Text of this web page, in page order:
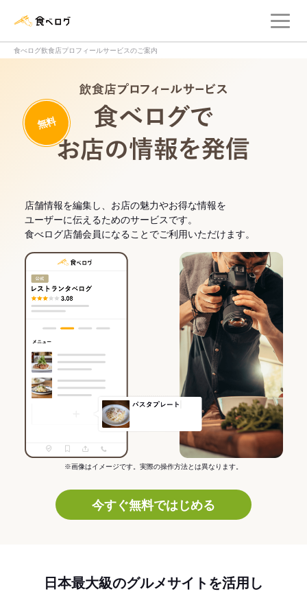
食べログ飲食店プロフィールサービスのご案内
無料
店舗情報を編集し、お店の魅力やお得な情報を
ユーザーに伝えるためのサービスです。
食べログ店舗会員になることでご利用いただけます。
※画像はイメージです。実際の操作方法とは異なります。
今すぐ無料ではじめる
日本最大級のグルメサイトを活用し